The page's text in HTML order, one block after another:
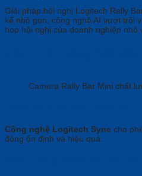
Giải pháp hội nghị Logitech Rally
kế nhỏ gọn, công nghệ AI vượt trội
họp hội nghị của doanh nghiệp nhỏ
Camera Rally Bar Mini chất
Công nghệ Logitech Sync cho
động ổn định và hiệu quả.